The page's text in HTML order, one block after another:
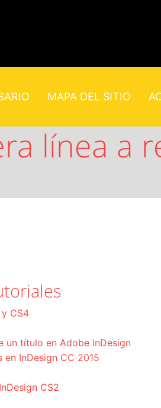
MAPA DEL SITIO
línea a
CS4
un título en Adobe InDesign
InDesign CC 2015
CS2